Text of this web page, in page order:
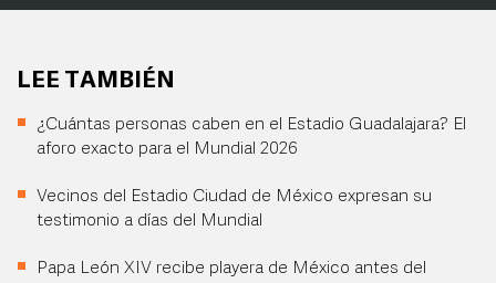
LEE TAMBIÉN
¿Cuántas personas caben en el Estadio Guadalajara? El
aforo exacto para el Mundial 2026
Vecinos del Estadio Ciudad de México expresan su
testimonio a días del Mundial
Papa León XIV recibe playera de México antes del